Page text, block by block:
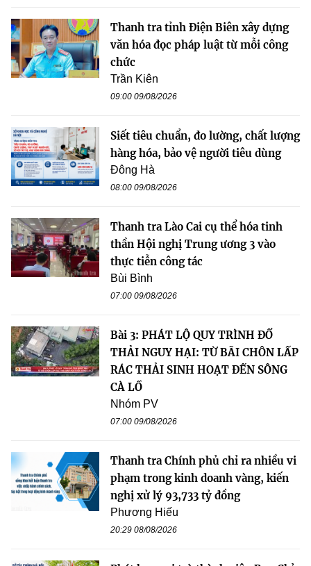
Thanh tra tỉnh Điện Biên xây dựng
văn hóa đọc pháp luật từ mỗi công
chức
Trần Kiên
09:00 09/08/2026
Siết tiêu chuẩn, đo lường, chất lượng
hàng hóa, bảo vệ người tiêu dùng
Đông Hà
08:00 09/08/2026
Thanh tra Lào Cai cụ thể hóa tinh
thần Hội nghị Trung ương 3 vào
thực tiễn công tác
Bùi Bình
07:00 09/08/2026
Bài 3: PHÁT LỘ QUY TRÌNH ĐỔ
THẢI NGUY HẠI: TỪ BÃI CHÔN LẤP
RÁC THẢI SINH HOẠT ĐẾN SÔNG
CÀ LỒ
Nhóm PV
07:00 09/08/2026
Thanh tra Chính phủ chỉ ra nhiều vi
phạm trong kinh doanh vàng, kiến
nghị xử lý 93,733 tỷ đồng
Phương Hiếu
20:29 08/08/2026